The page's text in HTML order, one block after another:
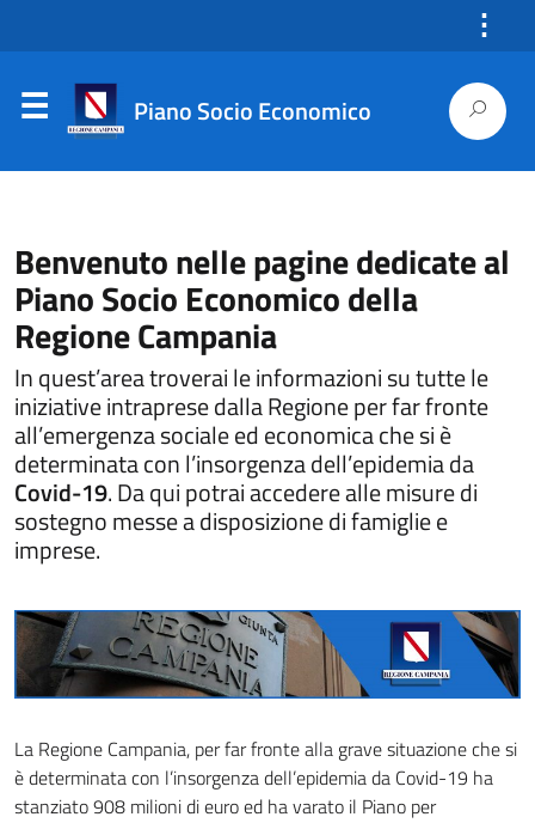
⋮
Piano Socio Economico
Benvenuto nelle pagine dedicate al
Piano Socio Economico della
Regione Campania
In quest’area troverai le informazioni su tutte le
iniziative intraprese dalla Regione per far fronte
all’emergenza sociale ed economica che si è
determinata con l’insorgenza dell’epidemia da
Covid-19. Da qui potrai accedere alle misure di
sostegno messe a disposizione di famiglie e
imprese.
La Regione Campania, per far fronte alla grave situazione che si
è determinata con l’insorgenza dell’epidemia da Covid-19 ha
stanziato 908 milioni di euro ed ha varato il Piano per